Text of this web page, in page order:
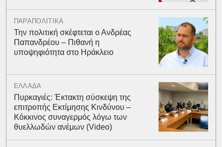
ΠΑΡΑΠΟΛΙΤΙΚΑ
Την πολιτική σκέφτεται ο Ανδρέας
Παπανδρέου – Πιθανή η
υποψηφιότητα στο Ηράκλειο
ΕΛΛΑΔΑ
Πυρκαγιές: Έκτακτη σύσκεψη της
επιτροπής Εκτίμησης Κινδύνου –
Κόκκινος συναγερμός λόγω των
θυελλωδών ανέμων (Video)